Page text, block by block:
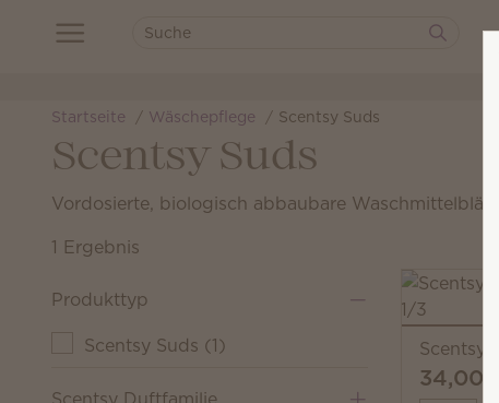
Startseite Wäschepflege Scentsy Suds
Scentsy Suds
Vordosierte, biologisch abbaubare
1 Ergebnis
Produkttyp
Scentsy Suds (1) Scentsy
34,00